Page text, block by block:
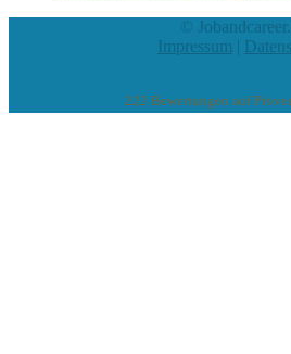
©
Impressum |
222 Bewertungen auf